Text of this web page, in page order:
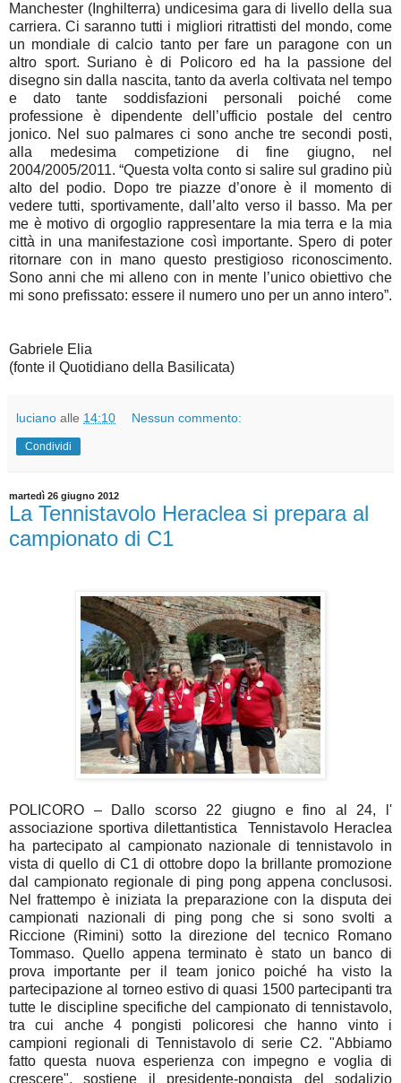
Manchester (Inghilterra) undicesima gara di livello della sua
carriera. Ci saranno tutti i migliori ritrattisti del mondo, come
un mondiale di calcio tanto per fare un paragone con un
altro sport. Suriano è di Policoro ed ha la passione del
disegno sin dalla nascita, tanto da averla coltivata nel tempo
e dato tante soddisfazioni personali poiché come
professione è dipendente dell’ufficio postale del centro
jonico. Nel suo palmares ci sono anche tre secondi posti,
alla medesima competizione di fine giugno, nel
2004/2005/2011. “Questa volta conto si salire sul gradino più
alto del podio. Dopo tre piazze d’onore è il momento di
vedere tutti, sportivamente, dall’alto verso il basso. Ma per
me è motivo di orgoglio rappresentare la mia terra e la mia
città in una manifestazione così importante. Spero di poter
ritornare con in mano questo prestigioso riconoscimento.
Sono anni che mi alleno con in mente l’unico obiettivo che
mi sono prefissato: essere il numero uno per un anno intero”.
Gabriele Elia
(fonte il Quotidiano della Basilicata)
luciano alle 14:10 Nessun commento:
Condividi
martedì 26 giugno 2012
La Tennistavolo Heraclea si prepara al
campionato di C1
POLICORO – Dallo scorso 22 giugno e fino al 24, l'
associazione sportiva dilettantistica Tennistavolo Heraclea
ha partecipato al campionato nazionale di tennistavolo in
vista di quello di C1 di ottobre dopo la brillante promozione
dal campionato regionale di ping pong appena conclusosi.
Nel frattempo è iniziata la preparazione con la disputa dei
campionati nazionali di ping pong che si sono svolti a
Riccione (Rimini) sotto la direzione del tecnico Romano
Tommaso. Quello appena terminato è stato un banco di
prova importante per il team jonico poiché ha visto la
partecipazione al torneo estivo di quasi 1500 partecipanti tra
tutte le discipline specifiche del campionato di tennistavolo,
tra cui anche 4 pongisti policoresi che hanno vinto i
campioni regionali di Tennistavolo di serie C2. "Abbiamo
fatto questa nuova esperienza con impegno e voglia di
crescere", sostiene il presidente-pongista del sodalizio